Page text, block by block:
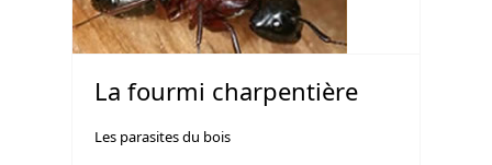
La fourmi charpentière
Les parasites du bois